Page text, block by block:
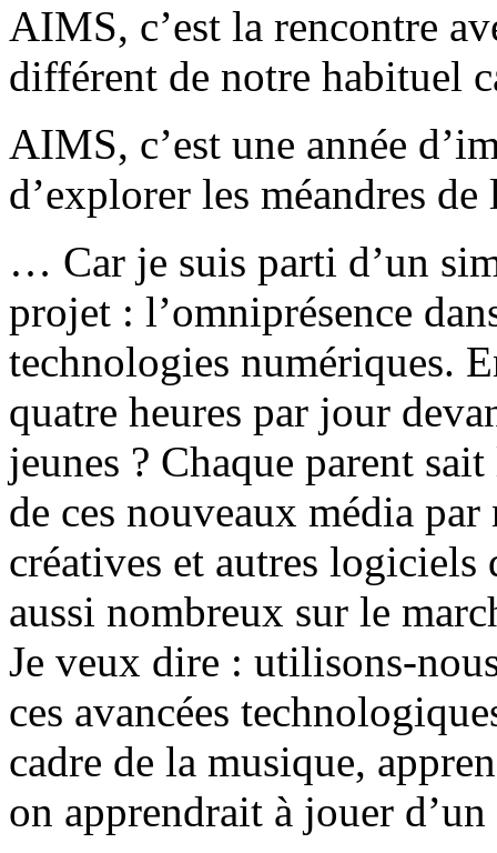
AIMS, c’est la rencontre
différent de notre habituel
AIMS, c’est une année
d’explorer les méandres
… Car je suis parti d’un
projet : l’omniprésence
technologies numériques.
quatre heures par jour
jeunes ? Chaque parent
de ces nouveaux média
créatives et autres logiciels
aussi nombreux sur le
Je veux dire : utilisons-
ces avancées
cadre de la musique,
on apprendrait à jouer